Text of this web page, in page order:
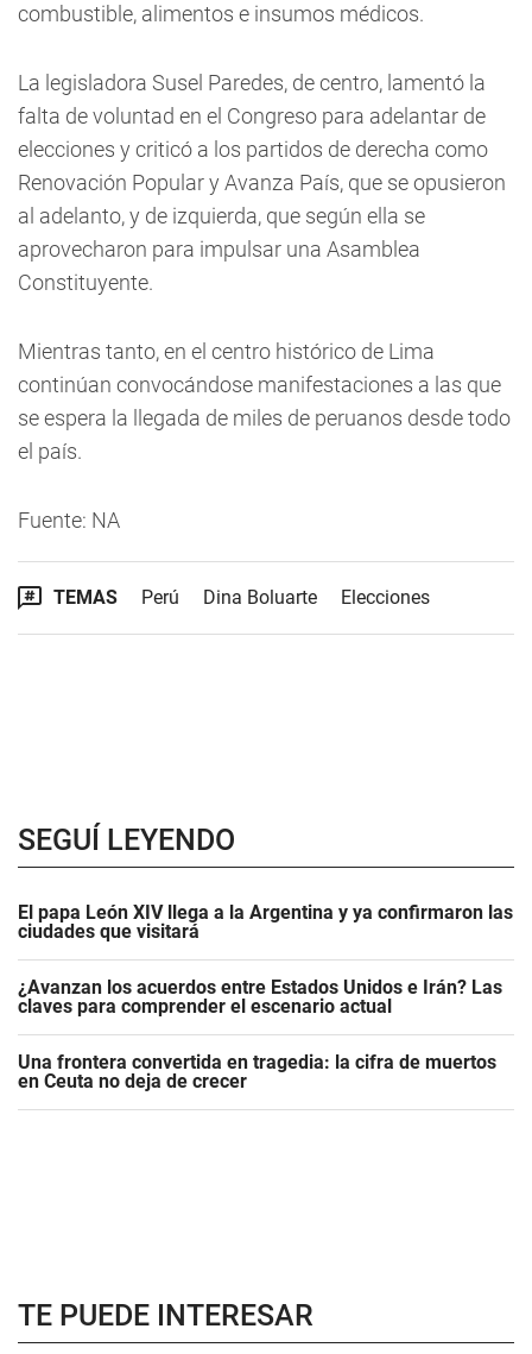
combustible, alimentos e insumos médicos.
La legisladora Susel Paredes, de centro, lamentó la
falta de voluntad en el Congreso para adelantar de
elecciones y criticó a los partidos de derecha como
Renovación Popular y Avanza País, que se opusieron
al adelanto, y de izquierda, que según ella se
aprovecharon para impulsar una Asamblea
Constituyente.
Mientras tanto, en el centro histórico de Lima
continúan convocándose manifestaciones a las que
se espera la llegada de miles de peruanos desde todo
el país.
Fuente: NA
TEMAS Perú Dina Boluarte Elecciones
SEGUÍ LEYENDO
El papa León XIV llega a la Argentina y ya confirmaron las
ciudades que visitará
¿Avanzan los acuerdos entre Estados Unidos e Irán? Las
claves para comprender el escenario actual
Una frontera convertida en tragedia: la cifra de muertos
en Ceuta no deja de crecer
TE PUEDE INTERESAR